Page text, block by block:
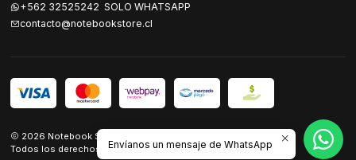
+562 32525242 SOLO WHATSAPP
contacto@notebookstore.cl
2026 Notebook Store.
Todos los derechos reservados.Desarrollado por Jumpseller
Envíanos un mensaje de WhatsApp